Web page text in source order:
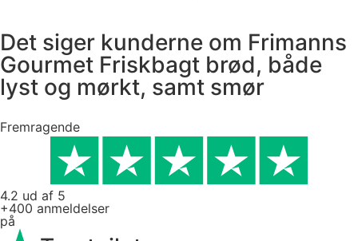
Det siger kunderne om Frimanns
Gourmet Friskbagt brød, både
lyst og mørkt, samt smør
Fremragende
4.2 ud af 5
+400 anmeldelser
på